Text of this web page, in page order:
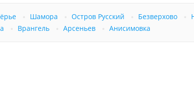
Шамора Остров Русский Безверхово
Врангель Арсеньев Анисимовка